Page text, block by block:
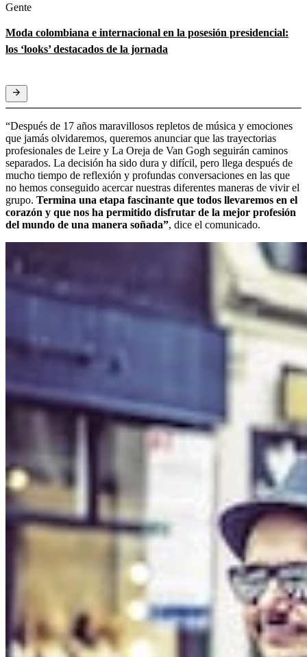
Gente
Moda colombiana e internacional en la posesión presidencial:
los ‘looks’ destacados de la jornada
“Después de 17 años maravillosos repletos de música y emociones
que jamás olvidaremos, queremos anunciar que las trayectorias
profesionales de Leire y La Oreja de Van Gogh seguirán caminos
separados. La decisión ha sido dura y difícil, pero llega después de
mucho tiempo de reflexión y profundas conversaciones en las que
no hemos conseguido acercar nuestras diferentes maneras de vivir el
grupo. Termina una etapa fascinante que todos llevaremos en el
corazón y que nos ha permitido disfrutar de la mejor profesión
del mundo de una manera soñada”, dice el comunicado.